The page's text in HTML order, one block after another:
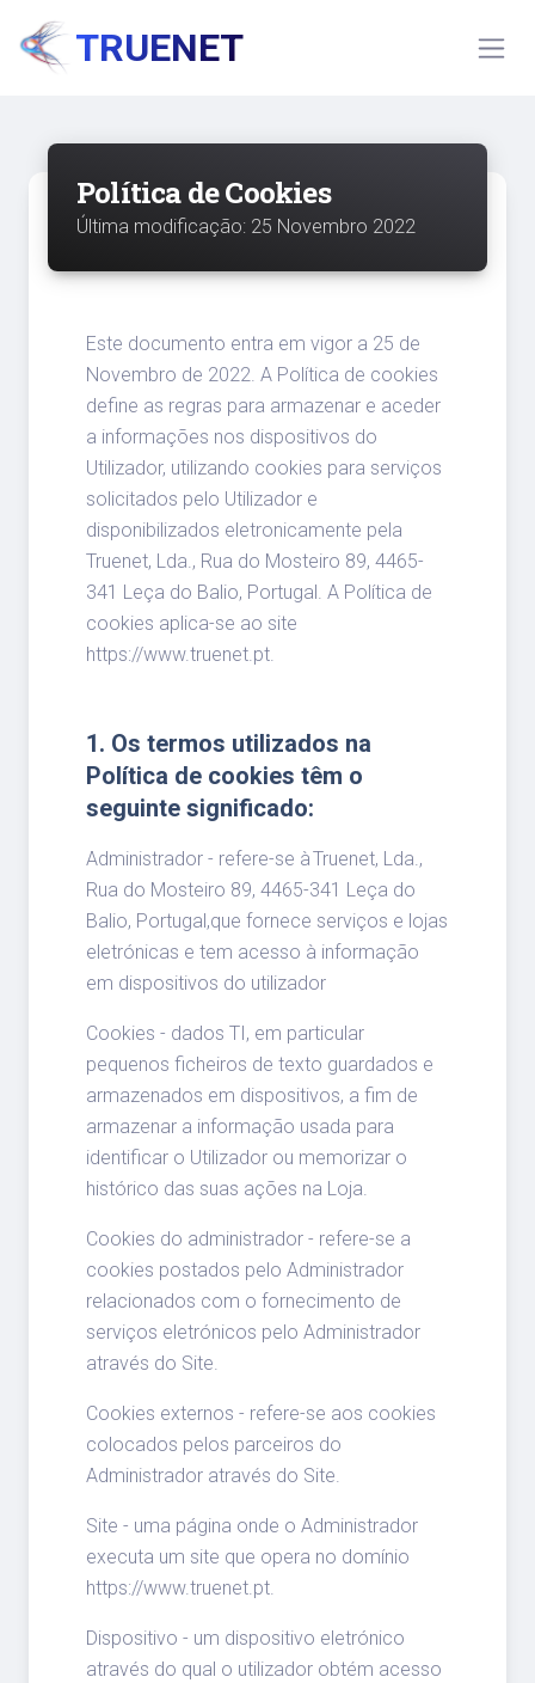
TRUENET
Política de Cookies
Última modificação: 25 Novembro 2022
Este documento entra em vigor a 25 de
Novembro de 2022. A Política de cookies
define as regras para armazenar e aceder
a informações nos dispositivos do
Utilizador, utilizando cookies para serviços
solicitados pelo Utilizador e
disponibilizados eletronicamente pela
Truenet, Lda., Rua do Mosteiro 89, 4465-
341 Leça do Balio, Portugal. A Política de
cookies aplica-se ao site
https://www.truenet.pt.
1. Os termos utilizados na
Política de cookies têm o
seguinte significado:
Administrador - refere-se à Truenet, Lda.,
Rua do Mosteiro 89, 4465-341 Leça do
Balio, Portugal,que fornece serviços e lojas
eletrónicas e tem acesso à informação
em dispositivos do utilizador
Cookies - dados TI, em particular
pequenos ficheiros de texto guardados e
armazenados em dispositivos, a fim de
armazenar a informação usada para
identificar o Utilizador ou memorizar o
histórico das suas ações na Loja.
Cookies do administrador - refere-se a
cookies postados pelo Administrador
relacionados com o fornecimento de
serviços eletrónicos pelo Administrador
através do Site.
Cookies externos - refere-se aos cookies
colocados pelos parceiros do
Administrador através do Site.
Site - uma página onde o Administrador
executa um site que opera no domínio
https://www.truenet.pt.
Dispositivo - um dispositivo eletrónico
através do qual o utilizador obtém acesso